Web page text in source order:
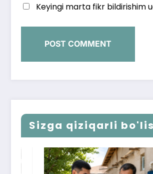
Keyingi marta fikr bildirishim
Sizga qiziqarli